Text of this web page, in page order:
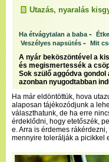
Utazás, nyaralás
Ha étvágytalan a baba -
Veszélyes napsütés - Mit
A nyár beköszöntével a
és megismertessék a
Sok szülő aggódva
azonban nyugodtabban
Ha már eldöntöttük, hova
alaposan tájékozódjunk a
választhatunk, de ha erre
érdeklődni, hogy etetőszék,
e. Arra is érdemes
mennyire tolerálják a picikkel